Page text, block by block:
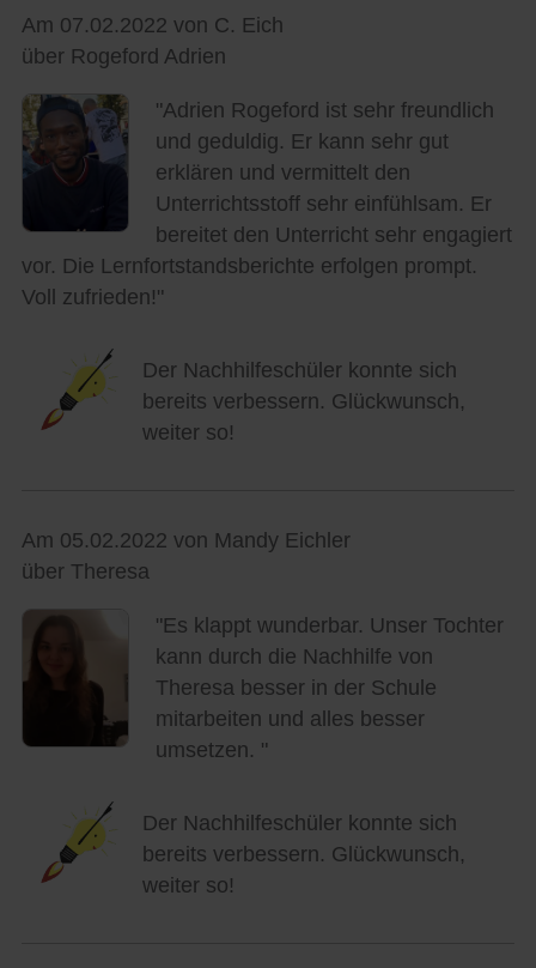
Am 07.02.2022 von C. Eich
über Rogeford Adrien
"Adrien Rogeford ist sehr freundlich
und geduldig. Er kann sehr gut
erklären und vermittelt den
Unterrichtsstoff sehr einfühlsam. Er
bereitet den Unterricht sehr engagiert
vor. Die Lernfortstandsberichte erfolgen prompt.
Voll zufrieden!"
Der Nachhilfeschüler konnte sich
bereits verbessern. Glückwunsch,
weiter so!
Am 05.02.2022 von Mandy Eichler
über Theresa
"Es klappt wunderbar. Unser Tochter
kann durch die Nachhilfe von
Theresa besser in der Schule
mitarbeiten und alles besser
umsetzen. "
Der Nachhilfeschüler konnte sich
bereits verbessern. Glückwunsch,
weiter so!